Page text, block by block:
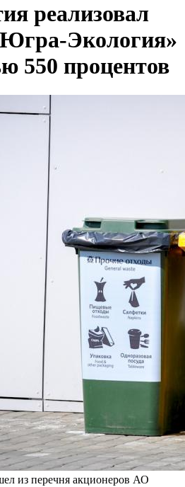
реализовал
Экология»
550 процентов
из перечня акционеров АО